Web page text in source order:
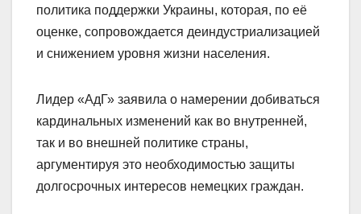
политика поддержки Украины, которая, по её
оценке, сопровождается деиндустриализацией
и снижением уровня жизни населения.
Лидер «АдГ» заявила о намерении добиваться
кардинальных изменений как во внутренней,
так и во внешней политике страны,
аргументируя это необходимостью защиты
долгосрочных интересов немецких граждан.